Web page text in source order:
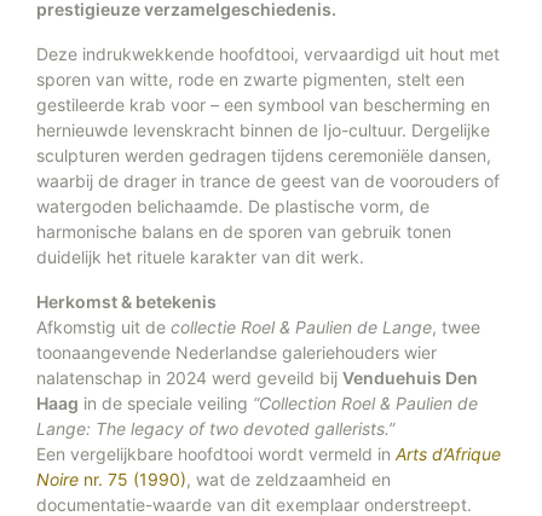
prestigieuze verzamelgeschiedenis.
Deze indrukwekkende hoofdtooi, vervaardigd uit hout met
sporen van witte, rode en zwarte pigmenten, stelt een
gestileerde krab voor – een symbool van bescherming en
hernieuwde levenskracht binnen de Ijo-cultuur. Dergelijke
sculpturen werden gedragen tijdens ceremoniële dansen,
waarbij de drager in trance de geest van de voorouders of
watergoden belichaamde. De plastische vorm, de
harmonische balans en de sporen van gebruik tonen
duidelijk het rituele karakter van dit werk.
Herkomst & betekenis
Afkomstig uit de collectie Roel & Paulien de Lange, twee
toonaangevende Nederlandse galeriehouders wier
nalatenschap in 2024 werd geveild bij Venduehuis Den
Haag in de speciale veiling “Collection Roel & Paulien de
Lange: The legacy of two devoted gallerists.”
Een vergelijkbare hoofdtooi wordt vermeld in Arts d’Afrique
Noire nr. 75 (1990), wat de zeldzaamheid en
documentatie-waarde van dit exemplaar onderstreept.